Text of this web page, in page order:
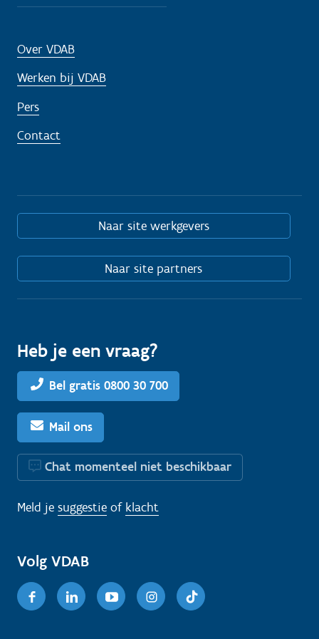
Over VDAB
Werken bij VDAB
Pers
Contact
Naar site werkgevers
Naar site partners
Heb je een vraag?
Bel gratis 0800 30 700
Mail ons
Chat momenteel niet beschikbaar
Meld je suggestie of klacht
Volg VDAB
FacebookLinkedinYoutubeInstagram